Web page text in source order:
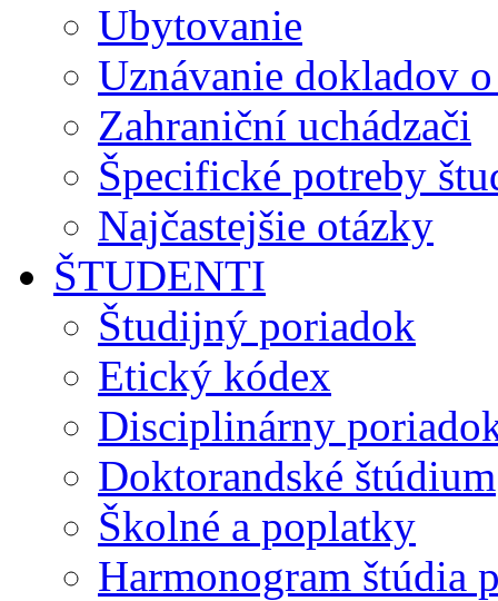
Ubytovanie
Uznávanie dokladov
Zahraniční uchádzači
Špecifické potreby
Najčastejšie otázky
ŠTUDENTI
Študijný poriadok
Etický kódex
Disciplinárny
Doktorandské štúdium
Školné a poplatky
Harmonogram štúdia